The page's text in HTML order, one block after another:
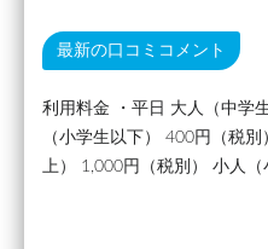
最新の口コミコメント
利用料金 ・平日 大人（中学
（小学生以下） 400円（税
上） 1,000円（税別） 小人（